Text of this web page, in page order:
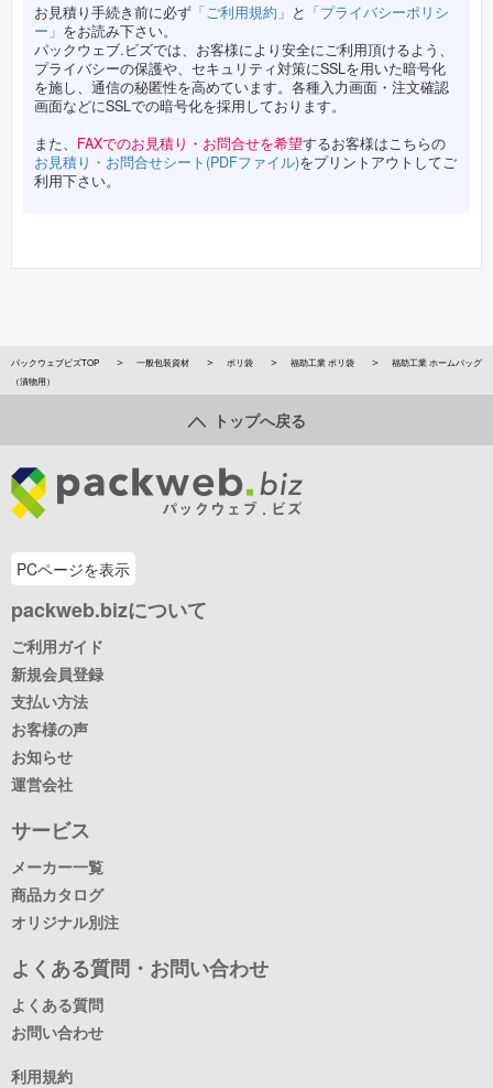
お見積り手続き前に必ず 「ご利用規約」 と 「プライバシーポリシ
ー」 をお読み下さい。
パックウェブ.ビズでは、お客様により安全にご利用頂けるよう、
プライバシーの保護や、セキュリティ対策にSSLを用いた暗号化
を施し、通信の秘匿性を高めています。各種入力画面・注文確認
画面などにSSLでの暗号化を採用しております。
また、 FAXでのお見積り・お問合せを希望するお客様はこちらの
お見積り・お問合せシート(PDFファイル)をプリントアウトしてご
利用下さい。
パックウェブビズTOP 一般包装資材 ポリ袋 福助工業 ポリ袋
福助工業 ホームバッグ
（漬物用）
トップへ戻る
PCページを表示
packweb.bizについて
ご利用ガイド
新規会員登録
支払い方法
お客様の声
お知らせ
運営会社
サービス
メーカー一覧
商品カタログ
オリジナル別注
よくある質問・お問い合わせ
よくある質問
お問い合わせ
利用規約